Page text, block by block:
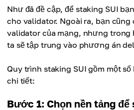
Như đã đề cập, để staking SUI
cho validator. Ngoài ra, bạn
validator của mạng, nhưng
ta sẽ tập trung vào phương án
Quy trình staking SUI gồm một
chi tiết:
Bước 1: Chọn nền tảng để